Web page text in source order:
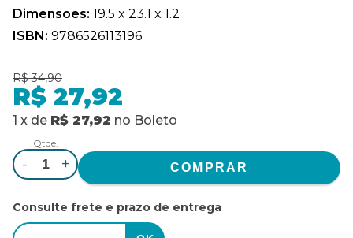
Dimensões: 19.5 x 23.1 x 1.2
ISBN: 9786526113196
R$ 34,90
R$ 27,92
1 x de R$ 27,92 no Boleto
Qtde.
- +
Consulte frete e prazo de entrega